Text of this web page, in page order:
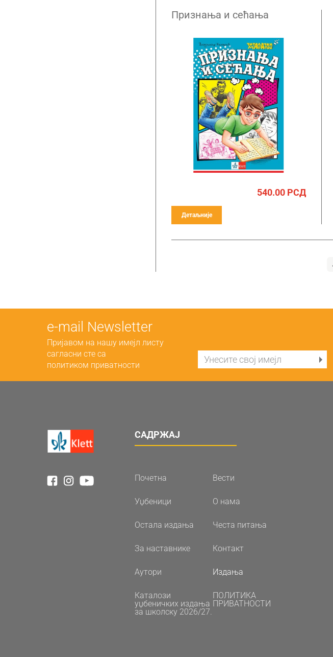
Признања и сећања
540.00РСД
Детаљније
е-mail Newsletter
Пријавом на нашу имејл листу
сагласни сте са
политиком приватности
САДРЖАЈ
Почетна Вести
Уџбеници О нама
Остала издања Честа питања
За наставнике Контакт
Аутори Издања
Каталози
уџбеничких издања
за школску 2026/27.
ПОЛИТИКА
ПРИВАТНОСТИ